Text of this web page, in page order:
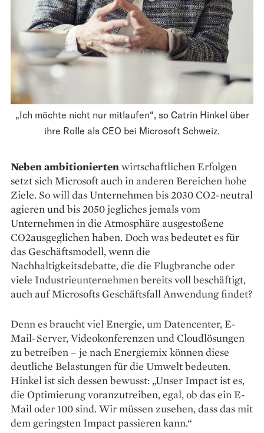
„Ich möchte nicht nur mitlaufen“, so Catrin Hinkel über
ihre Rolle als CEO bei Microsoft Schweiz.
Neben ambitionierten wirtschaftlichen Erfolgen
setzt sich Microsoft auch in anderen Be­reichen hohe
Ziele. So will das Unternehmen bis 2030 CO2-neutral
agieren und bis 2050 jegliches jemals vom
Unternehmen in die Atmosphäre ausgestoßene
CO2ausgeglichen haben. Doch was bedeutet es für
das Geschäftsmodell, wenn die
Nachhaltigkeitsdebatte, die die Flugbranche oder
viele Industrieunternehmen bereits voll beschäftigt,
auch auf Microsofts Geschäftsfall Anwendung findet?
Denn es braucht viel Energie, um Datencenter, E-
Mail-Server, Videokonferenzen und Cloud­­lösungen
zu betreiben – je nach Energiemix können diese
deutliche Belastungen für die Umwelt bedeuten.
Hinkel ist sich dessen bewusst: „Unser Impact ist es,
die Optimierung voranzutreiben, egal, ob das ein E-
Mail oder 100 sind. Wir müssen zusehen, dass das mit
dem geringsten Impact passieren kann.“